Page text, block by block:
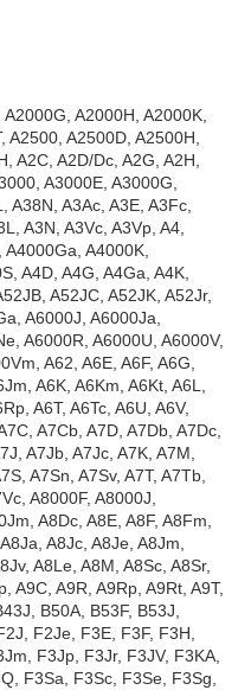
A2000H, A2000K,
A2500, A2500D, A2500H,
A2C, A2D/Dc, A2G, A2H,
A3000E, A3000G,
A38N, A3Ac, A3E, A3Fc,
A3N, A3Vc, A3Vp, A4,
A4000K,
A4D, A4G, A4Ga, A4K,
A52JC, A52JK, A52Jr,
A6000J, A6000Ja,
A6000R, A6000U, A6000V,
A62, A6E, A6F, A6G,
A6K, A6Km, A6Kt, A6L,
A6T, A6Tc, A6U, A6V,
A7Cb, A7D, A7Db, A7Dc,
A7Jb, A7Jc, A7K, A7M,
A7Sn, A7Sv, A7T, A7Tb,
A8000F, A8000J,
A8Dc, A8E, A8F, A8Fm,
A8Jc, A8Je, A8Jm,
A8Le, A8M, A8Sc, A8Sr,
A9C, A9R, A9Rp, A9Rt, A9T,
B50A, B53F, B53J,
F2Je, F3E, F3F, F3H,
F3Jp, F3Jr, F3JV, F3KA,
F3Sa, F3Sc, F3Se, F3Sg,